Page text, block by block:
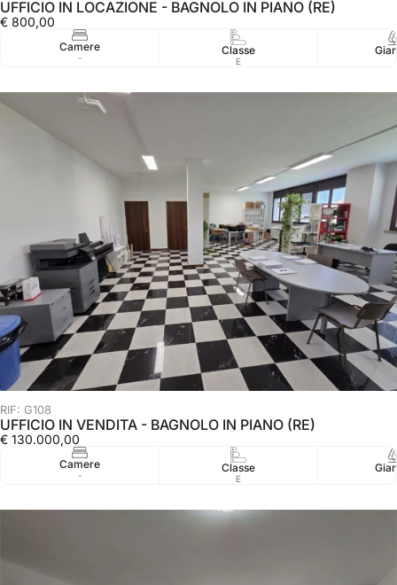
UFFICIO IN LOCAZIONE - BAGNOLO IN PIANO (RE)
€ 800,00
Camere
-
Classe
E
RIF: G108
UFFICIO IN VENDITA - BAGNOLO IN PIANO (RE)
€ 130.000,00
Camere
-
Classe
E